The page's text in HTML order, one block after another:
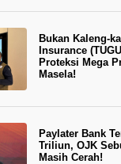
Bukan Kaleng-
Insurance
Proteksi Mega
Masela!
Paylater Bank
Triliun, OJK
Masih Cerah!